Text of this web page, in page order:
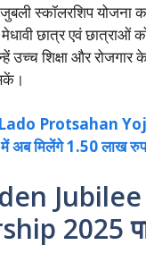
स्कॉलरशिप योजना
छात्र एवं छात्राओं
उच्च शिक्षा और रोजगार
Lado Protsahan
में अब मिलेंगे 1.50 लाख
Jubilee
2025